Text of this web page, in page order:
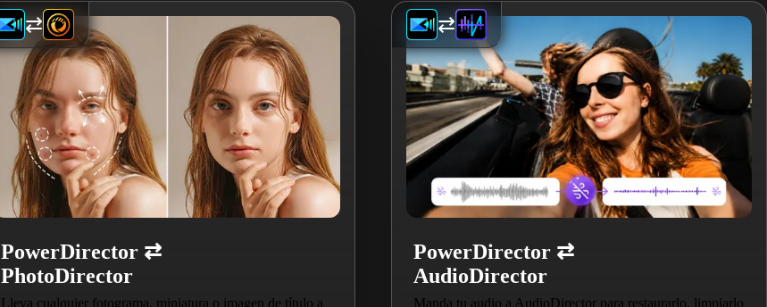
PowerDirector ⇄
PhotoDirector
Lleva cualquier fotograma, miniatura o imagen de título a
⇄
PowerDirector ⇄
AudioDirector
Manda tu audio a AudioDirector para restaurarlo, limpiarlo
⇄